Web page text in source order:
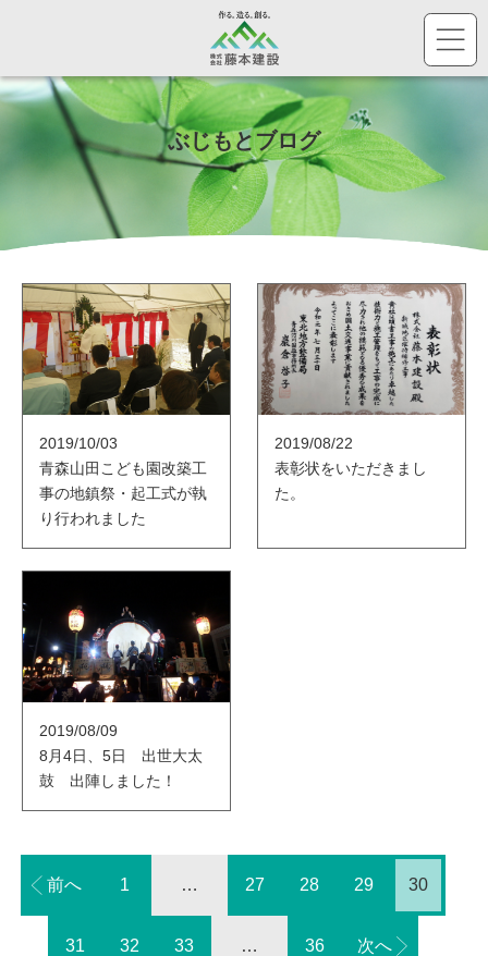
株
ぶじもとブログ
2019/10/03
青森山田こども園改築工
事の地鎮祭・起工式が執
り行われました
2019/08/22
表彰状をいただきまし
た。
2019/08/09
8月4日、5日 出世大太
鼓 出陣しました！
前へ 1 … 27 28 29 30
31 32 33 … 36 次へ